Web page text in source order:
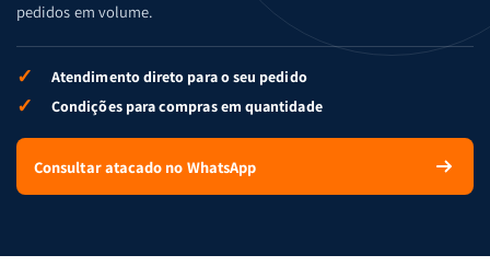
pedidos em volume.
✓ Atendimento direto para o seu pedido
✓ Condições para compras em quantidade
Consultar atacado no WhatsApp